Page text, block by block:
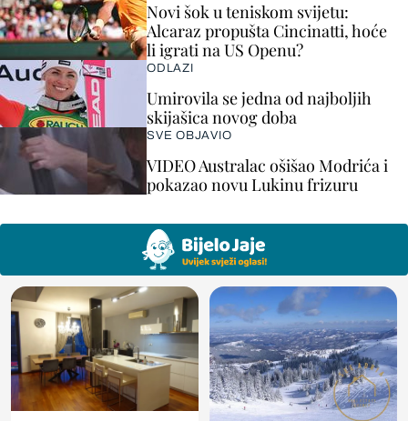
Novi šok u teniskom svijetu:
Alcaraz propušta Cincinatti, hoće
li igrati na US Openu?
ODLAZI
Umirovila se jedna od najboljih
skijašica novog doba
SVE OBJAVIO
VIDEO Australac ošišao Modrića i
pokazao novu Lukinu frizuru